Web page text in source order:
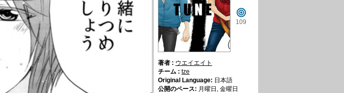
109
著者 : ウエイエイト
チーム : tze
Original Language: 日本語
公開のペース: 月曜日, 金曜日